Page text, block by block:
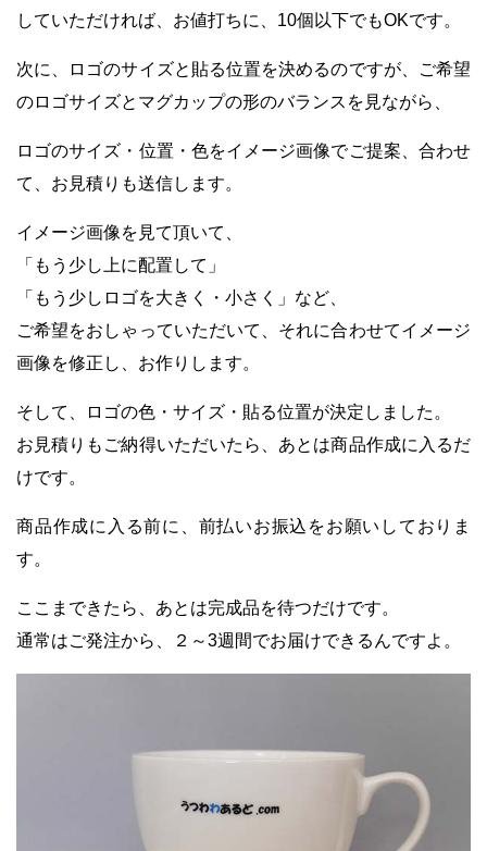
していただければ、 お値打ちに、10個以下でもOKです。
次に、ロゴのサイズと貼る位置を決めるのですが、ご希望
のロゴサイズと マグカップの形のバランスを見ながら、
ロゴのサイズ・位置・色をイメージ画像でご提案、 合わせ
て、お見積りも送信します。
イメージ画像を見て頂いて、
「もう少し上に配置して」
「もう少しロゴを大きく・小さく」など、
ご希望をおしゃっていただいて、それに合わせてイメージ
画像を修正し、お作りします。
そして、ロゴの色・サイズ・貼る位置が決定しました。
お見積りもご納得いただいたら、あとは商品作成に入るだ
けです。
商品作成に入る前に、前払いお振込をお願いしておりま
す。
ここまできたら、あとは完成品を待つだけです。
通常はご発注から、２～3週間でお届けできるんですよ。